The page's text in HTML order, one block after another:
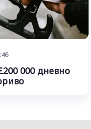
000 дневно